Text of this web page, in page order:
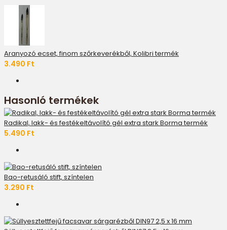
Aranyozó ecset, finom szőrkeverékből, Kolibri termék
3.490 Ft
Hasonló termékek
Radikal, lakk- és festékeltávolító gél extra stark Borma termék
5.490 Ft
Bao-retusáló stift, színtelen
3.290 Ft